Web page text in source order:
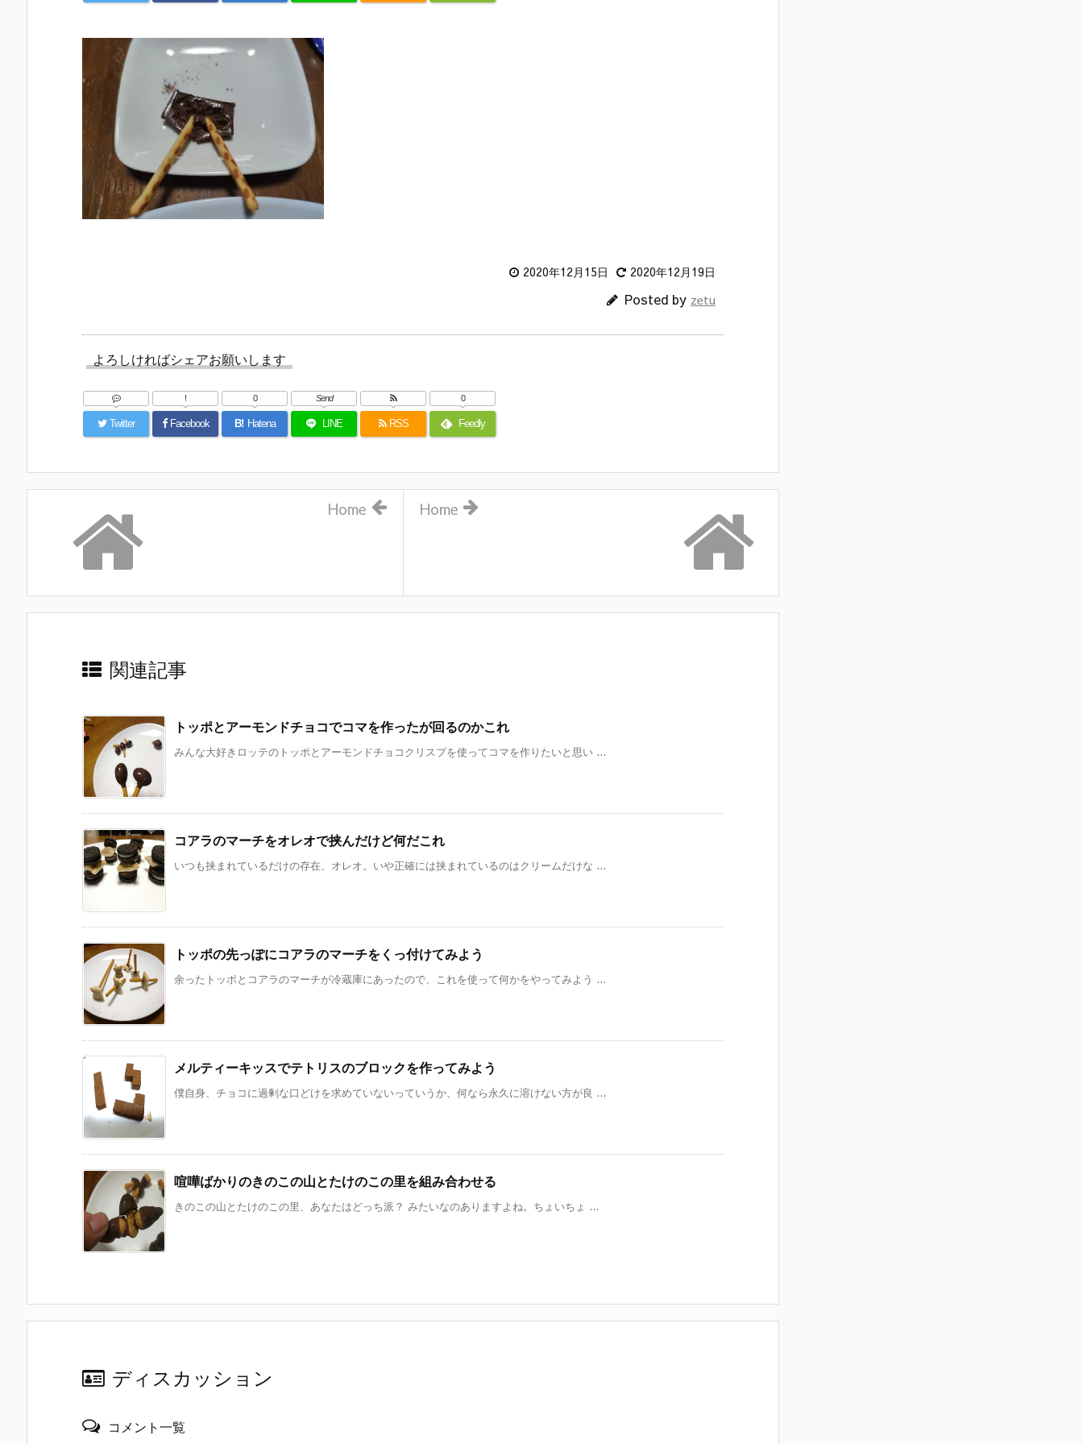
2020年12月15日 2020年12月19日
Posted by zetu
よろしければシェアお願いします
Twitter Facebook
!
B! Hatena
0
LINE
Send
RSS Feedly
0
Home
Home
関連記事
トッポとアーモンドチョコでコマを作ったが回るのかこれ
みんな大好きロッテのトッポとアーモンドチョコクリスプを使ってコマを作りたいと思い ...
コアラのマーチをオレオで挟んだけど何だこれ
いつも挟まれているだけの存在、オレオ。いや正確には挟まれているのはクリームだけな ...
トッポの先っぽにコアラのマーチをくっ付けてみよう
余ったトッポとコアラのマーチが冷蔵庫にあったので、これを使って何かをやってみよう ...
メルティーキッスでテトリスのブロックを作ってみよう
僕自身、チョコに過剰な口どけを求めていないっていうか、何なら永久に溶けない方が良 ...
喧嘩ばかりのきのこの山とたけのこの里を組み合わせる
きのこの山とたけのこの里、あなたはどっち派？ みたいなのありますよね。ちょいちょ ...
ディスカッション
コメント一覧